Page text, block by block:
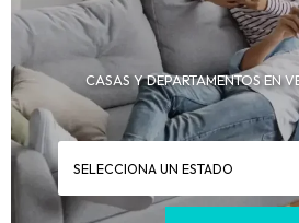
CASAS Y DEPARTAMENTOS EN